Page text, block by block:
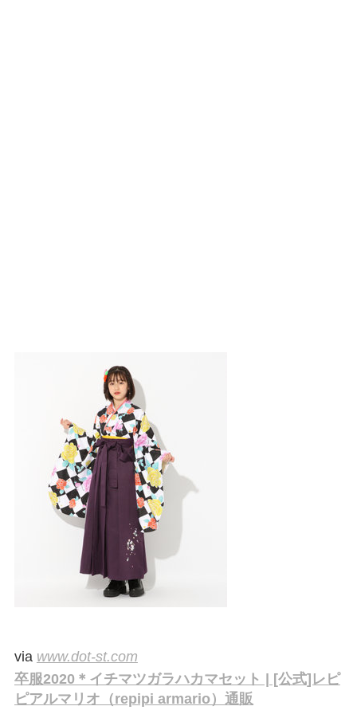
via www.dot-st.com
卒服2020＊イチマツガラハカマセット | [公式]レピ
ピアルマリオ（repipi armario）通販